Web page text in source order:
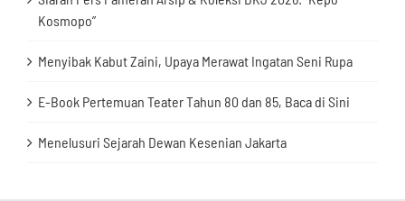
Kosmopo”
Menyibak Kabut Zaini, Upaya Merawat Ingatan Seni Rupa
E-Book Pertemuan Teater Tahun 80 dan 85, Baca di Sini
Menelusuri Sejarah Dewan Kesenian Jakarta